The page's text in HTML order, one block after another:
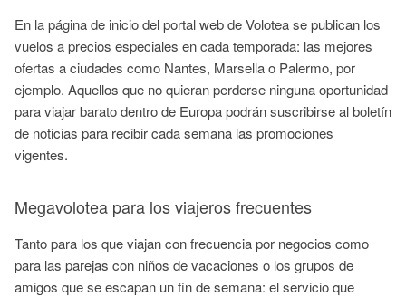
En la página de inicio del portal web de Volotea se publican los
vuelos a precios especiales en cada temporada: las mejores
ofertas a ciudades como Nantes, Marsella o Palermo, por
ejemplo. Aquellos que no quieran perderse ninguna oportunidad
para viajar barato dentro de Europa podrán suscribirse al boletín
de noticias para recibir cada semana las promociones
vigentes.
Megavolotea para los viajeros frecuentes
Tanto para los que viajan con frecuencia por negocios como
para las parejas con niños de vacaciones o los grupos de
amigos que se escapan un fin de semana: el servicio que